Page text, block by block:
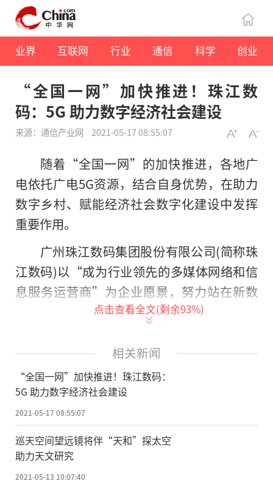
业界 互联网 行业 通信 科学 创业
“全国一网”加快推进！珠江数
码：5G 助力数字经济社会建设
来源：通信产业网 2021-05-17 08:55:07
随着“全国一网”的加快推进，各地广
电依托广电5G资源，结合自身优势，在助力
数字乡村、赋能经济社会数字化建设中发挥
重要作用。
广州珠江数码集团股份有限公司(简称珠
江数码)以“成为行业领先的多媒体网络和信
息服务运营商”为企业愿景，努力站在新数
字家庭和智慧广电等领域的前沿，为提升广
助力广东、广州数字产业发展
珠江数码成立于1993年，是经广州市
委、市政府授权，专门负责建设、维护、运
营和管理广州市行政区域内广播电视网络的
主要运营机构。
2020年10月12日，中国广电网络股份有
点击查看全文(剩余93%)
相关新闻
“全国一网”加快推进！珠江数码：
5G 助力数字经济社会建设
2021-05-17 08:55:07
巡天空间望远镜将伴“天和”探太空
助力天文研究
2021-05-13 10:07:40